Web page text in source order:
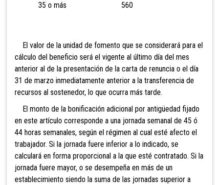
35 o más 560
El valor de la unidad de fomento que se considerará para el
cálculo del beneficio será el vigente al último día del mes
anterior al de la presentación de la carta de renuncia o el día
31 de marzo inmediatamente anterior a la transferencia de
recursos al sostenedor, lo que ocurra más tarde.
El monto de la bonificación adicional por antigüedad fijado
en este artículo corresponde a una jornada semanal de 45 ó
44 horas semanales, según el régimen al cual esté afecto el
trabajador. Si la jornada fuere inferior a lo indicado, se
calculará en forma proporcional a la que esté contratado. Si la
jornada fuere mayor, o se desempeña en más de un
establecimiento siendo la suma de las jornadas superior a